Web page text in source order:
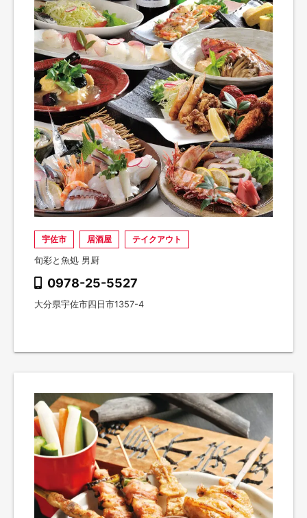
宇佐市 居酒屋 テイクアウト
旬彩と魚処 男厨
0978-25-5527
大分県宇佐市四日市1357-4